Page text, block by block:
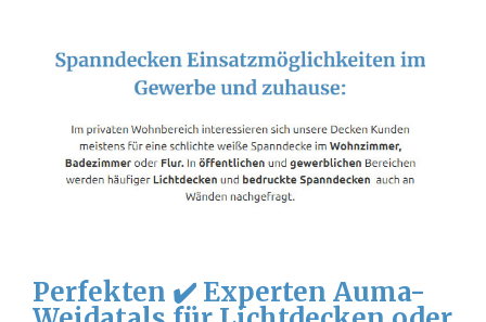
Perfekten ✔️ Experten Auma-